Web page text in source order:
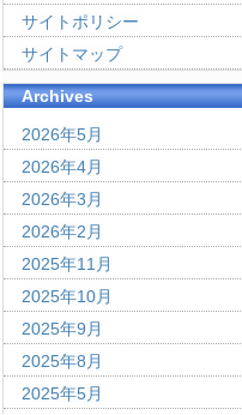
サイトポリシー
サイトマップ
Archives
2026年5月
2026年4月
2026年3月
2026年2月
2025年11月
2025年10月
2025年9月
2025年8月
2025年5月